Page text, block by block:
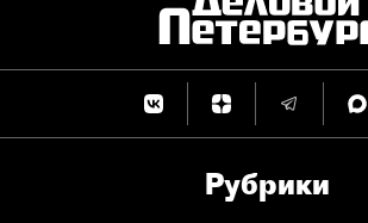
Рубрики